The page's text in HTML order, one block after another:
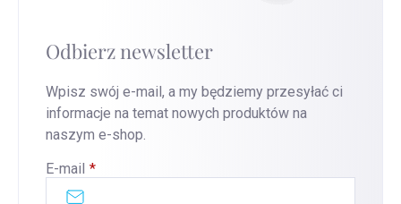
Odbierz newsletter
Wpisz swój e-mail, a my będziemy przesyłać ci
informacje na temat nowych produktów na
naszym e-shop.
E-mail